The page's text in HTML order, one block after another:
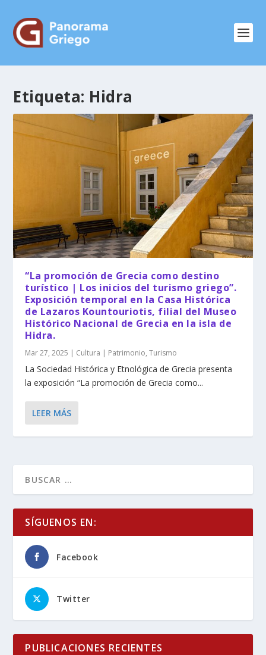
Etiqueta: Hidra
“La promoción de Grecia como destino
turístico | Los inicios del turismo griego”.
Exposición temporal en la Casa Histórica
de Lazaros Kountouriotis, filial del Museo
Histórico Nacional de Grecia en la isla de
Hidra.
Mar 27, 2025 | Cultura | Patrimonio,Turismo
La Sociedad Histórica y Etnológica de Grecia presenta
la exposición “La promoción de Grecia como...
LEER MÁS
SÍGUENOS EN:
Facebook
Twitter
PUBLICACIONES RECIENTES